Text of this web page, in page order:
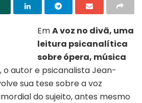
EmA voz no divã, uma
leitura psicanalítica
sobre ópera, música
, o autor e psicanalista Jean-
sua tese sobre a voz
do sujeito, antes mesmo